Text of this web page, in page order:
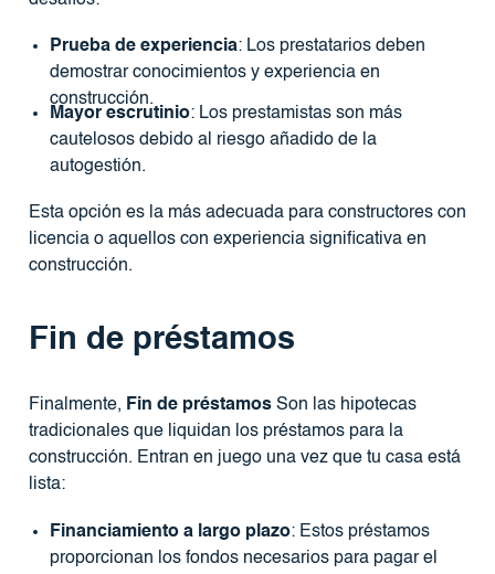
Prueba de experiencia: Los prestatarios deben
demostrar conocimientos y experiencia en
construcción.
Mayor escrutinio: Los prestamistas son más
cautelosos debido al riesgo añadido de la
autogestión.
Esta opción es la más adecuada para constructores con
licencia o aquellos con experiencia significativa en
construcción.
Fin de préstamos
Finalmente, Fin de préstamosSon las hipotecas
tradicionales que liquidan los préstamos para la
construcción. Entran en juego una vez que tu casa está
lista:
Financiamiento a largo plazo: Estos préstamos
proporcionan los fondos necesarios para pagar el